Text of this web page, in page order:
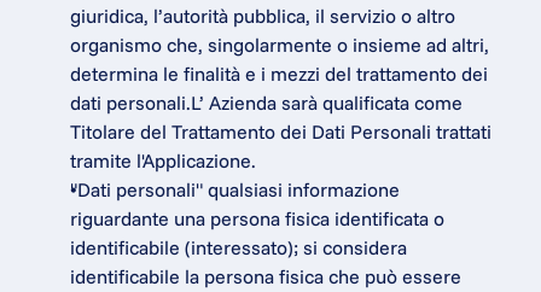
giuridica, l’autorità pubblica, il servizio o altro
organismo che, singolarmente o insieme ad altri,
determina le finalità e i mezzi del trattamento dei
dati personali.L’ Azienda sarà qualificata come
Titolare del Trattamento dei Dati Personali trattati
tramite l'Applicazione.
"Dati personali" qualsiasi informazione
riguardante una persona fisica identificata o
identificabile (interessato); si considera
identificabile la persona fisica che può essere